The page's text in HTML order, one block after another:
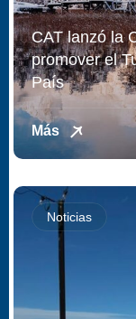
CAT lanzó la
promover el
País
Más
Noticias